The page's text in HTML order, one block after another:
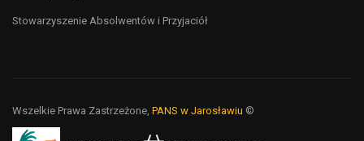
Stowarzyszenie Absolwentów i Przyjaciół
Wszelkie Prawa Zastrzeżone, PANS w Jarosławiu ©